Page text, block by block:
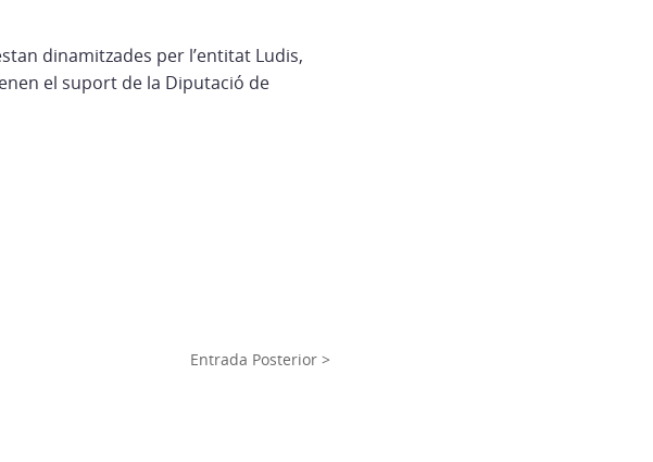
dinamitzades per l’entitat Ludis,
el suport de la Diputació de
Entrada Posterior >